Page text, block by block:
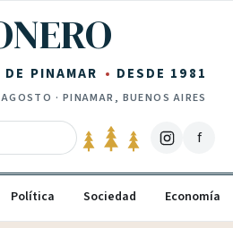
PINAMAR DESDE 1981
· PINAMAR, BUENOS AIRES
f
Política Sociedad Economía